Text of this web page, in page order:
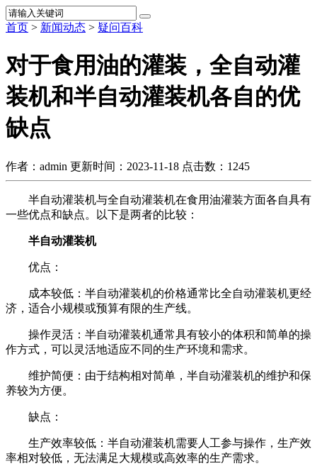
首页 > 新闻动态 > 疑问百科
对于食用油的灌装，全自动灌
装机和半自动灌装机各自的优
缺点
作者：admin 更新时间：2023-11-18 点击数： 1245
半自动灌装机与全自动灌装机在食用油灌装方面各自具有
一些优点和缺点。以下是两者的比较：
半自动灌装机
优点：
成本较低：半自动灌装机的价格通常比全自动灌装机更经
济，适合小规模或预算有限的生产线。
操作灵活：半自动灌装机通常具有较小的体积和简单的操
作方式，可以灵活地适应不同的生产环境和需求。
维护简便：由于结构相对简单，半自动灌装机的维护和保
养较为方便。
缺点：
生产效率较低：半自动灌装机需要人工参与操作，生产效
率相对较低，无法满足大规模或高效率的生产需求。